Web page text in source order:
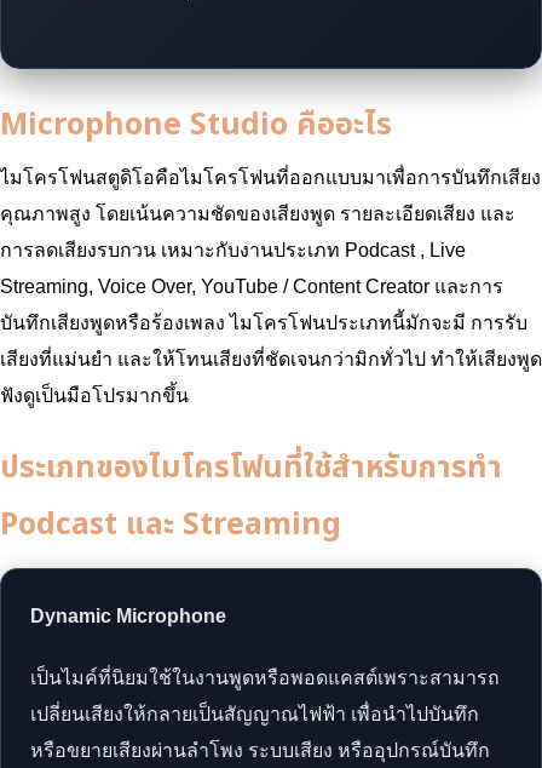
Microphone Studio คืออะไร
ไมโครโฟนสตูดิโอคือไมโครโฟนที่ออกแบบมาเพื่อการบันทึกเสียง
คุณภาพสูง โดยเน้นความชัดของเสียงพูด รายละเอียดเสียง และ
การลดเสียงรบกวน เหมาะกับงานประเภท Podcast , Live
Streaming, Voice Over, YouTube / Content Creator และการ
บันทึกเสียงพูดหรือร้องเพลง ไมโครโฟนประเภทนี้มักจะมี การรับ
เสียงที่แม่นยำ และให้โทนเสียงที่ชัดเจนกว่ามิกทั่วไป ทำให้เสียงพูด
ฟังดูเป็นมือโปรมากขึ้น
ประเภทของไมโครโฟนที่ใช้สำหรับการทำ
Podcast และ Streaming
Dynamic Microphone
เป็นไมค์ที่นิยมใช้ในงานพูดหรือพอดแคสต์เพราะสามารถ
เปลี่ยนเสียงให้กลายเป็นสัญญาณไฟฟ้า เพื่อนำไปบันทึก
หรือขยายเสียงผ่านลำโพง ระบบเสียง หรืออุปกรณ์บันทึก